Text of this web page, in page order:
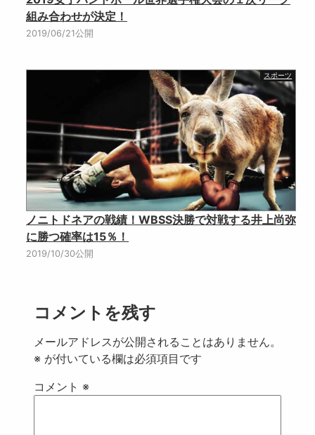
組み合わせが決定！
2019/06/21公開
スポーツ
ノニトドネアの戦績！WBSS決勝で対戦する井上尚弥
に勝つ確率は15％！
2019/10/30公開
コメントを残す
メールアドレスが公開されることはありません。
※ が付いている欄は必須項目です
コメント ※